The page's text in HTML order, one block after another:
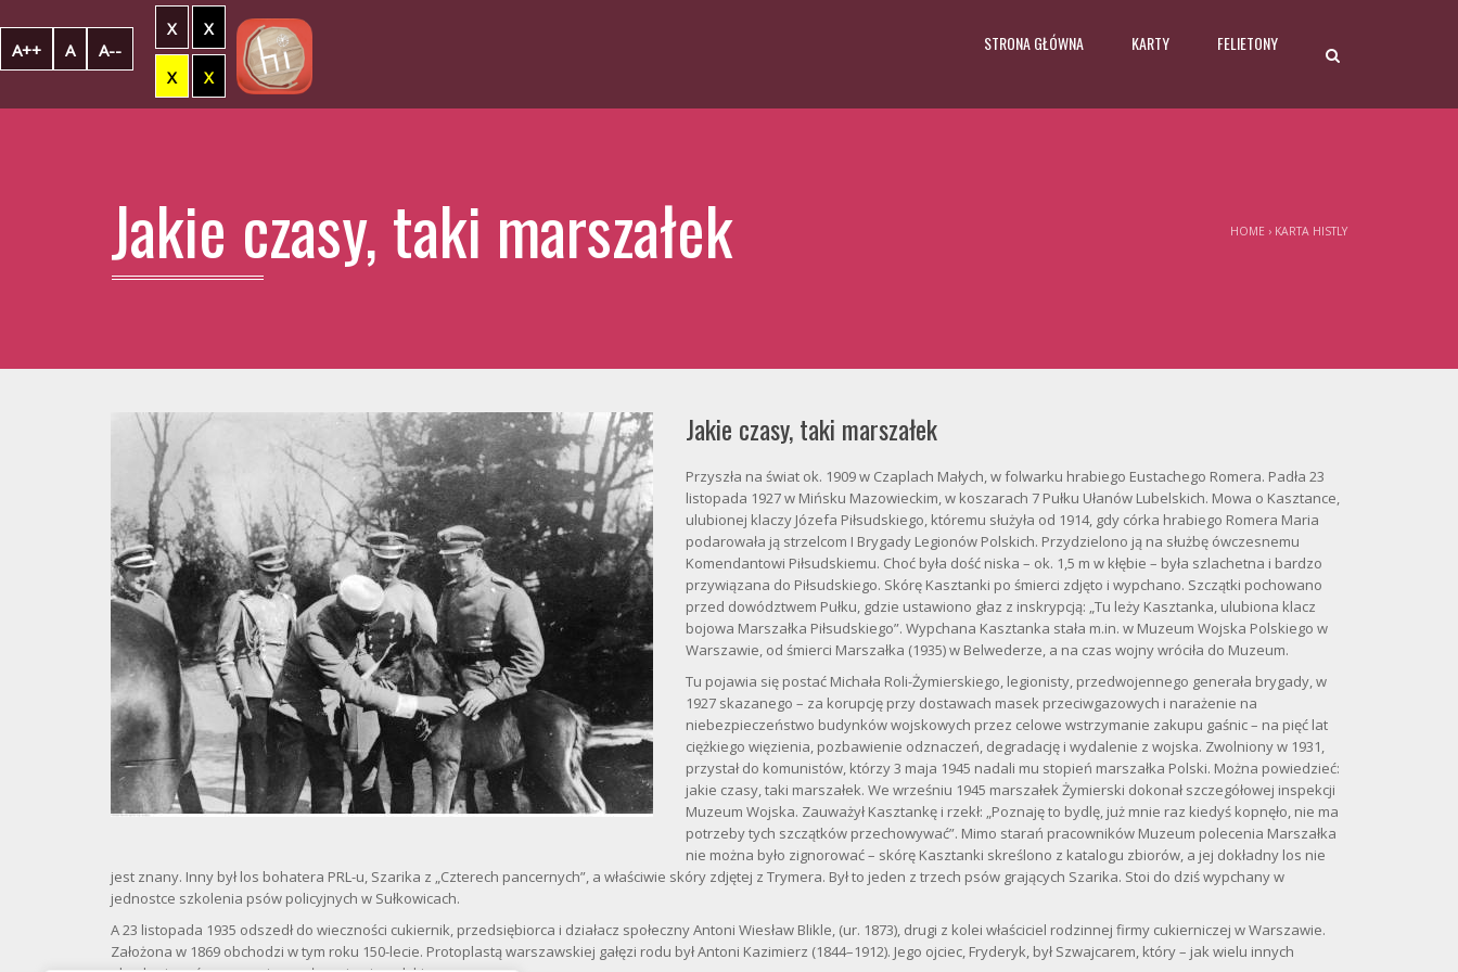
A++ A A--
X X
X X
STRONA GŁÓWNA KARTY FELIETONY
Jakie czasy, taki marszałek HOME › KARTA HISTLY
Jakie czasy, taki marszałek
Przyszła na świat ok. 1909 w Czaplach Małych, w folwarku hrabiego Eustachego Romera. Padła 23
listopada 1927 w Mińsku Mazowieckim, w koszarach 7 Pułku Ułanów Lubelskich. Mowa o Kasztance,
ulubionej klaczy Józefa Piłsudskiego, któremu służyła od 1914, gdy córka hrabiego Romera Maria
podarowała ją strzelcom I Brygady Legionów Polskich. Przydzielono ją na służbę ówczesnemu
Komendantowi Piłsudskiemu. Choć była dość niska – ok. 1,5 m w kłębie – była szlachetna i bardzo
przywiązana do Piłsudskiego. Skórę Kasztanki po śmierci zdjęto i wypchano. Szczątki pochowano
przed dowództwem Pułku, gdzie ustawiono głaz z inskrypcją: „Tu leży Kasztanka, ulubiona klacz
bojowa Marszałka Piłsudskiego”. Wypchana Kasztanka stała m.in. w Muzeum Wojska Polskiego w
Warszawie, od śmierci Marszałka (1935) w Belwederze, a na czas wojny wróciła do Muzeum.
Tu pojawia się postać Michała Roli-Żymierskiego, legionisty, przedwojennego generała brygady, w
1927 skazanego – za korupcję przy dostawach masek przeciwgazowych i narażenie na
niebezpieczeństwo budynków wojskowych przez celowe wstrzymanie zakupu gaśnic – na pięć lat
ciężkiego więzienia, pozbawienie odznaczeń, degradację i wydalenie z wojska. Zwolniony w 1931,
przystał do komunistów, którzy 3 maja 1945 nadali mu stopień marszałka Polski. Można powiedzieć:
jakie czasy, taki marszałek. We wrześniu 1945 marszałek Żymierski dokonał szczegółowej inspekcji
Muzeum Wojska. Zauważył Kasztankę i rzekł: „Poznaję to bydlę, już mnie raz kiedyś kopnęło, nie ma
potrzeby tych szczątków przechowywać”. Mimo starań pracowników Muzeum polecenia Marszałka
nie można było zignorować – skórę Kasztanki skreślono z katalogu zbiorów, a jej dokładny los nie
jest znany. Inny był los bohatera PRL-u, Szarika z „Czterech pancernych”, a właściwie skóry zdjętej z Trymera. Był to jeden z trzech psów grających Szarika. Stoi do dziś wypchany w
jednostce szkolenia psów policyjnych w Sułkowicach.
A 23 listopada 1935 odszedł do wieczności cukiernik, przedsiębiorca i działacz społeczny Antoni Wiesław Blikle, (ur. 1873), drugi z kolei właściciel rodzinnej firmy cukierniczej w Warszawie.
Założona w 1869 obchodzi w tym roku 150-lecie. Protoplastą warszawskiej gałęzi rodu był Antoni Kazimierz (1844–1912). Jego ojciec, Fryderyk, był Szwajcarem, który – jak wielu innych